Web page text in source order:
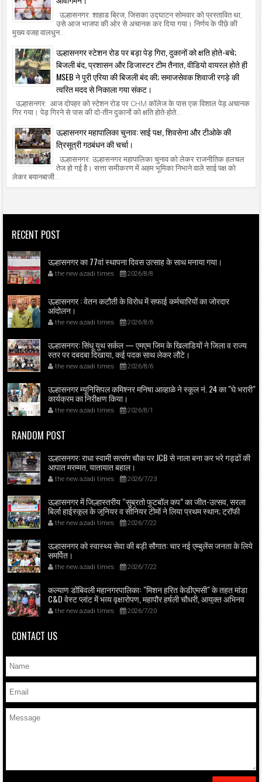
उल्हासनगर: शाहाड ब्रिज, जिसका उद्घाटन सोमवार को प्रस्तावित था,
उसे आज भाजपा की ओर से अचानक कर दिया गया। निर्णय के पीछे की
मुख्य वजह वालधुन...
उल्हासनगर स्टेशन रोड पर बड़ा पेड़ गिरा, दुकानों को क्षति होते-बचे;
बिजली बंद, प्रशासन और डिजास्टर टीम तैनात, वीडियो वायरल होते ही
MSEB ने पूरी एरिया की बिजली बंद की; समाजसेवक शिवाजी रगड़े की
त्वरित मदद से निकाला गया संकट।
उल्हासनगर: आज दोपहर को स्टेशन रोड पर CHM कॉलेज के पास एक विशाल पेड़ अचानक
गिर गया। पेड़ गिरने से पास की दो-तीन दुकानों को क्षति होते-होते...
उल्हासनगर महापालिका चुनाव: साई पक्ष, शिवसेना और टीओके की
त्रिसूत्री गठबंधन की चर्चा।
उल्हासनगर: उल्हासनगर महापालिका चुनाव को लेकर राजनीतिक हलचल
तेज हो गई है। सत्ता समीकरण में अहम भूमिका निभाने वाले साई पक्ष को
लेकर बयानबाजी...
RECENT POST
उल्हासनगर का 77वां स्थापना दिवस उत्साह के साथ मनाया गया।
the new azadi times 2026/8/8
उल्हासनगर : वेतन कटौती के विरोध में सफाई कर्मचारियों का जोरदार
आंदोलन।
the new azadi times 2026/8/6
उल्हासनगर: सिंधू युथ सर्कल — एमएम जिम के खिलाडियों ने जिला व राज्य
स्तर पर दबदबा दिखाया, कई पदक साथ लेकर लौटे।
the new azadi times 2026/8/6
उल्हासनगर म्यूनिसिपल कमिश्नर मनिषा आव्हाळे ने स्कूल नं. 24 का "घे भरारी"
कार्यक्रम का निरीक्षण किया।
the new azadi times 2026/8/1
RANDOM POST
उल्हासनगर: राधा स्वामी सत्संग चौक पर JCB से नाला बना कर भरे गड्ढों की
आपात मरम्मत, यातायात बहाल।
the new azadi times 2026/7/23
उल्हासनगर में जिल्हास्तरीय “सुब्रतो फुटबॉल कप” का जीत-उत्सव, सरला
बिर्ला हाईस्कूल के जूनियर व सीनियर टीमों ने लिया प्रथम स्थान; ट्रॉफी
मनिषा आव्हाळे व पदाधिकारियों ने प्रदान की।
the new azadi times 2026/7/22
उल्हासनगर को स्वास्थ्य सेवा की बड़ी सौगात: चार नई एम्बुलेंस जनता के लिये
समर्पित।
the new azadi times 2026/7/22
कल्याण डोंबिवली महानगरपालिकाः "मिशन हरित केडीएमसी" के तहत मांडा
C&D वेस्ट प्लांट में भव्य वृक्षारोपण, महापौर हर्षली चौधरी, आयुक्त अभिनव
गोयल व स्थानीय पार्षदों की मौजूदगी में स्कूल बच्चों ने भी उत्साहपूर्वक लिया
भाग।
the new azadi times 2026/7/20
CONTACT US